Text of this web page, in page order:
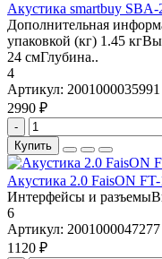
Aкустика smartbuy SBA-
Дополнительная
упаковкой (кг) 1.45
24 смГлубина..
4
Артикул: 2001000035991
2990 ₽
-
Купить
Акустика 2.0 FaisON
Интерфейсы и
6
Артикул: 2001000047277
1120 ₽